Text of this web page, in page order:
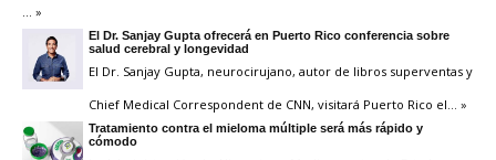
… »
El Dr. Sanjay Gupta ofrecerá en Puerto Rico conferencia sobre
salud cerebral y longevidad
El Dr. Sanjay Gupta, neurocirujano, autor de libros superventas y
Chief Medical Correspondent de CNN, visitará Puerto Rico el … »
Tratamiento contra el mieloma múltiple será más rápido y
cómodo